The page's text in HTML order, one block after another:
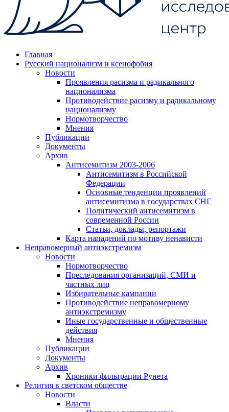
Главная
Русский национализм и ксенофобия
Новости
Проявления расизма и радикального
национализма
Противодействие расизму и радикальному
национализму
Нормотворчество
Мнения
Публикации
Документы
Архив
Антисемитизм 2003-2006
Антисемитизм в Российской
Федерации
Основные тенденции проявлений
антисемитизма в государствах СНГ
Политический антисемитизм в
современной России
Статьи, доклады, репортажи
Карта нападений по мотиву ненависти
Неправомерный антиэкстремизм
Новости
Нормотворчество
Преследования организаций, СМИ и
частных лиц
Избирательные кампании
Противодействие неправомерному
антиэкстремизму
Иные государственные и общественные
действия
Мнения
Публикации
Документы
Архив
Хроники фильтрации Рунета
Религия в светском обществе
Новости
Власти